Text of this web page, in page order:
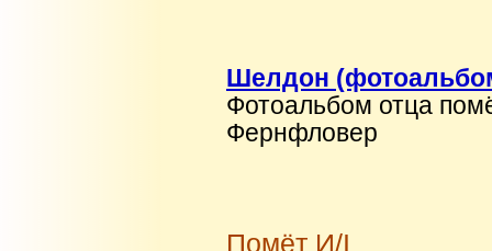
Шелдон
Фотоальбом отца
Фернфловер
Помёт И/I